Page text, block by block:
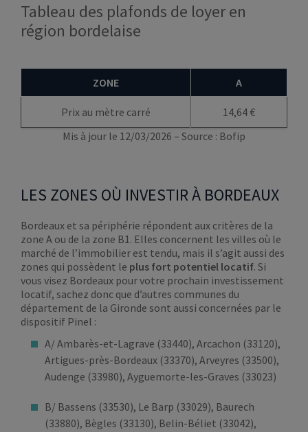
Tableau des plafonds de loyer en
région bordelaise
ZONE A
Prix au mètre carré
14,64 €
Mis à jour le 12/03/2026 – Source : Bofip
LES ZONES OÙ INVESTIR À BORDEAUX
Bordeaux et sa périphérie répondent aux critères de la
zone A ou de la zone B1. Elles concernent les villes où le
marché de l’immobilier est tendu, mais il s’agit aussi des
zones qui possèdent le plus fort potentiel locatif. Si
vous visez Bordeaux pour votre prochain investissement
locatif, sachez donc que d’autres communes du
département de la Gironde sont aussi concernées par le
dispositif Pinel :
A/ Ambarès-et-Lagrave (33440), Arcachon (33120),
Artigues-près-Bordeaux (33370), Arveyres (33500),
Audenge (33980), Ayguemorte-les-Graves (33023)
B/ Bassens (33530), Le Barp (33029), Baurech
(33880), Bègles (33130), Belin-Béliet (33042),